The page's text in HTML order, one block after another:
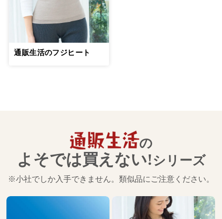
通販生活のフジヒート
の
よそでは買えない!シリーズ
※小社でしか入手できません。類似品にご注意ください。